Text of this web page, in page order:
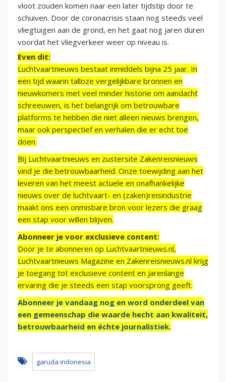
vloot zouden komen naar een later tijdstip door te
schuiven. Door de coronacrisis staan nog steeds veel
vliegtuigen aan de grond, en het gaat nog jaren duren
voordat het vliegverkeer weer op niveau is.
Even dit:
Luchtvaartnieuws bestaat inmiddels bijna 25 jaar. In
een tijd waarin talloze vergelijkbare bronnen en
nieuwkomers met veel minder historie om aandacht
schreeuwen, is het belangrijk om betrouwbare
platforms te hebben die niet alleen nieuws brengen,
maar ook perspectief en verhalen die er echt toe
doen.
Bij Luchtvaartnieuws en zustersite Zakenreisnieuws
vind je die betrouwbaarheid. Onze toewijding aan het
leveren van het meest actuele en onafhankelijke
nieuws over de luchtvaart- en (zaken)reisindustrie
maakt ons een onmisbare bron voor lezers die graag
een stap voor willen blijven.
Abonneer je voor exclusieve content:
Door je te abonneren op Luchtvaartnieuws.nl,
Luchtvaartnieuws Magazine en Zakenreisnieuws.nl krijg
je toegang tot exclusieve content en jarenlange
ervaring die je steeds een stap voorsprong geeft.
Abonneer je vandaag nog en word onderdeel van
een gemeenschap die waarde hecht aan kwaliteit,
betrouwbaarheid en échte journalistiek.
garuda indonesia